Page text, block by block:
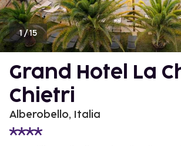
1/15
Grand Hotel La
Chietri
Alberobello, Italia